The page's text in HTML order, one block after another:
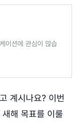
이션에 관심이 많습
계시나요? 이번
해 목표를 이룰